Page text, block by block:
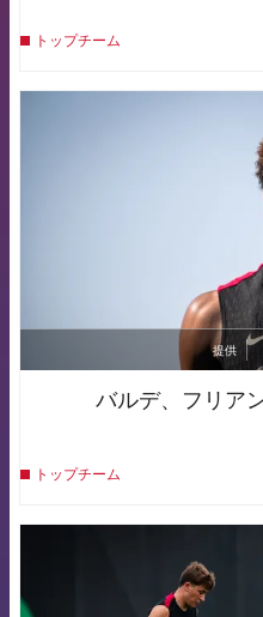
トップチーム
提供
バルデ、フリア
トップチーム